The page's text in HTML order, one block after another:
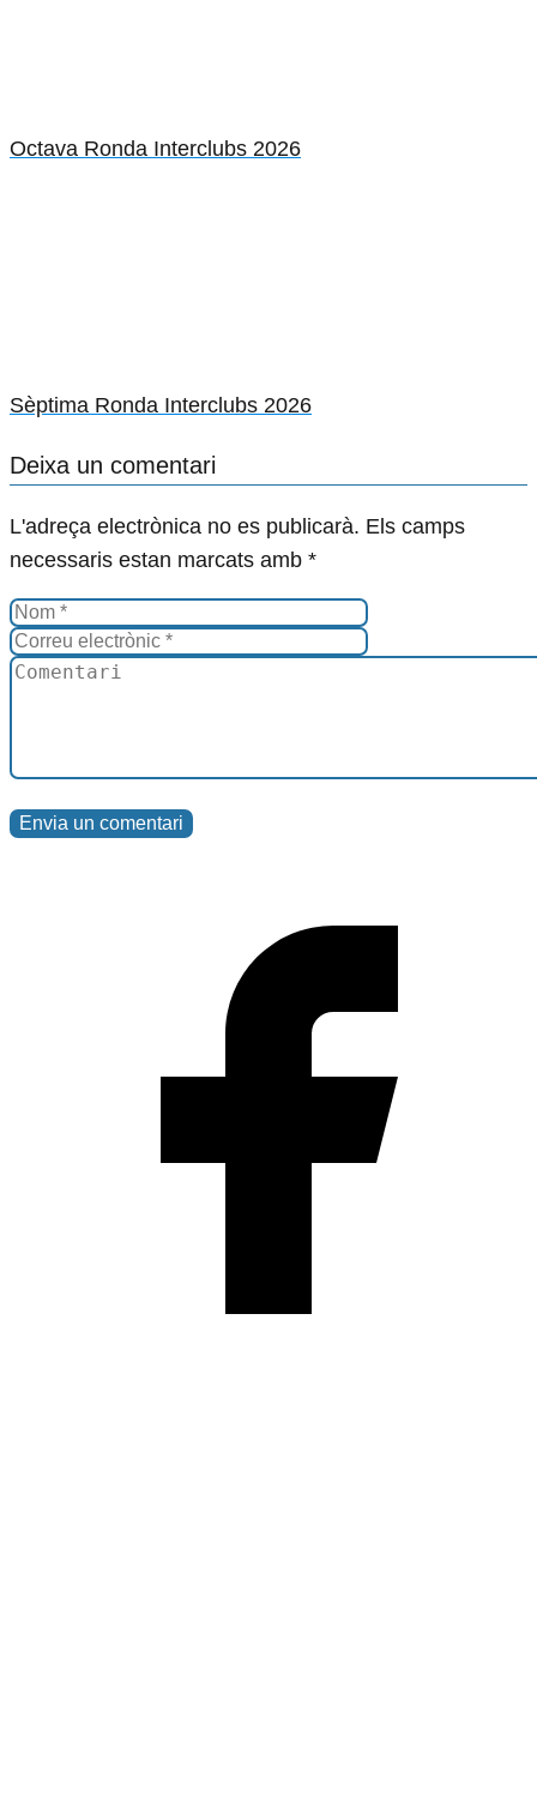
Octava Ronda Interclubs 2026
Sèptima Ronda Interclubs 2026
Deixa un comentari
L'adreça electrònica no es publicarà. Els camps
necessaris estan marcats amb *